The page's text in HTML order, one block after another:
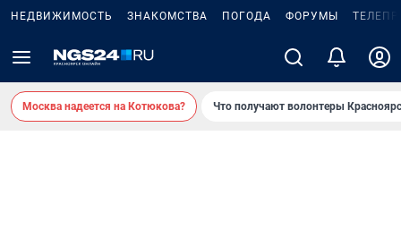
НЕДВИЖИМОСТЬ ЗНАКОМСТВА ПОГОДА ФОРУМЫ
Москва надеется на Котюкова? Что получают волонтеры